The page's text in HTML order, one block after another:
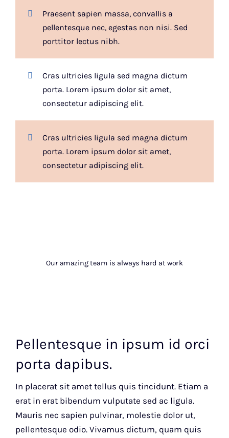
Praesent sapien massa, convallis a
pellentesque nec, egestas non nisi. Sed
porttitor lectus nibh.
Cras ultricies ligula sed magna dictum
porta. Lorem ipsum dolor sit amet,
consectetur adipiscing elit.
Cras ultricies ligula sed magna dictum
porta. Lorem ipsum dolor sit amet,
consectetur adipiscing elit.
Our amazing team is always hard at work
Pellentesque in ipsum id orci
porta dapibus.
In placerat sit amet tellus quis tincidunt. Etiam a
erat in erat bibendum vulputate sed ac ligula.
Mauris nec sapien pulvinar, molestie dolor ut,
pellentesque odio. Vivamus dictum, quam quis